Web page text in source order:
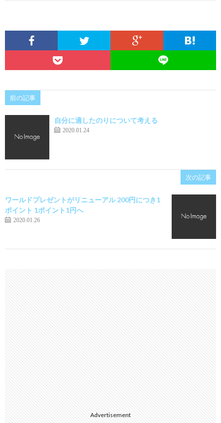
前の記事
自分に適したのりについて考える
2020.01.24
次の記事
ワールドプレゼントがリニューアル 200円につき1
ポイント 1ポイント1円へ
2020.01.26
Advertisement